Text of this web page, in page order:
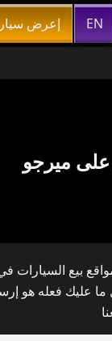
إعرض EN
ميرجو
بيع
عليك فعله هو